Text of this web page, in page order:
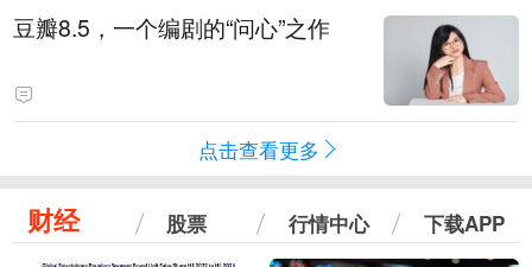
豆瓣8.5，一个编剧的“问心”之作
点击查看更多
财经 股票 行情中心 下载APP